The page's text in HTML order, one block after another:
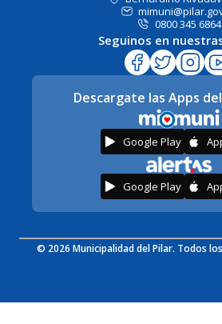
0800 345 6864
Seguinos en
Descargate las Apps
Google Play
Google Play
© 2026 Municipalidad del Pilar. Todos